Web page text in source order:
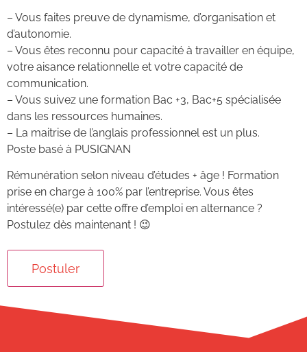
– Vous faites preuve de dynamisme, d’organisation et
d’autonomie.
– Vous êtes reconnu pour capacité à travailler en équipe,
votre aisance relationnelle et votre capacité de
communication.
– Vous suivez une formation Bac +3, Bac+5 spécialisée
dans les ressources humaines.
– La maitrise de l’anglais professionnel est un plus.
Poste basé à PUSIGNAN
Rémunération selon niveau d’études + âge ! Formation
prise en charge à 100% par l’entreprise. Vous êtes
intéressé(e) par cette offre d’emploi en alternance ?
Postulez dès maintenant ! 😉